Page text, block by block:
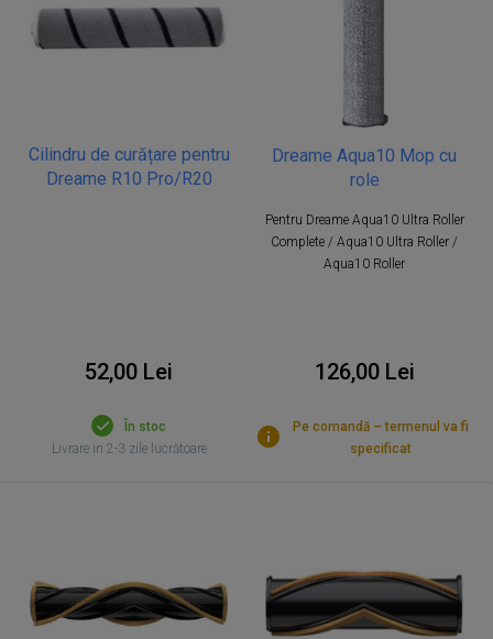
Cilindru de curățare pentru
Dreame R10 Pro/R20
52,00 Lei
În stoc
Livrare in 2-3 zile lucrătoare
Dreame Aqua10 Mop cu
role
Pentru Dreame Aqua10 Ultra Roller
Complete / Aqua10 Ultra Roller /
Aqua10 Roller
126,00 Lei
Pe comandă – termenul va fi
specificat